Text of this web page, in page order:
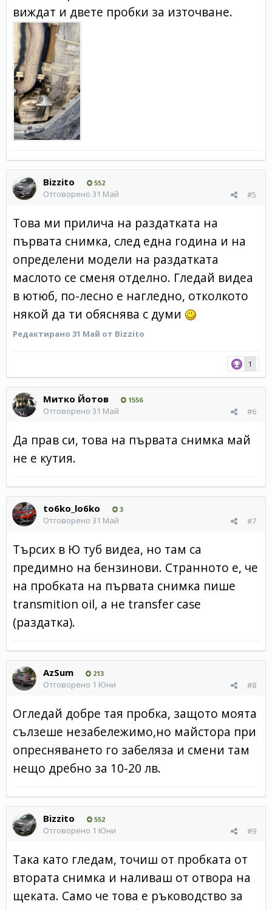
виждат и двете пробки за източване.
Bizzito 552
#5
Отговорено 31 Май
Това ми прилича на раздатката на
първата снимка, след една година и на
определени модели на раздатката
маслото се сменя отделно. Гледай видеа
в ютюб, по-лесно е нагледно, отколкото
някой да ти обяснява с думи
Редактирано 31 Май от Bizzito
1
Митко Йотов 1556
#6
Отговорено 31 Май
Да прав си, това на първата снимка май
не е кутия.
to6ko_lo6ko 3
#7
Отговорено 31 Май
Търсих в Ю туб видеа, но там са
предимно на бензинови. Странното е, че
на пробката на първата снимка пише
transmition oil, а не transfer case
(раздатка).
AzSum 213
#8
Отговорено 1 Юни
Огледай добре тая пробка, защото моята
сълзеше незабележимо,но майстора при
опресняването го забеляза и смени там
нещо дребно за 10-20 лв.
Bizzito 552
#9
Отговорено 1 Юни
Така като гледам, точиш от пробката от
втората снимка и наливаш от отвора на
щеката. Само че това е ръководство за